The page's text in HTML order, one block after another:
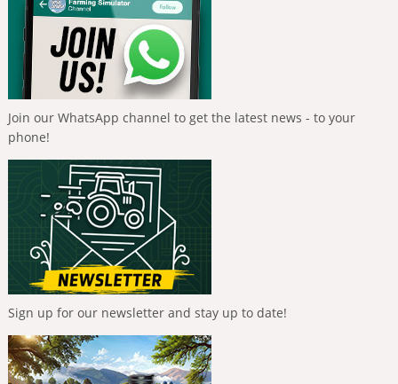
Join our WhatsApp channel to get the latest news - to your
phone!
Sign up for our newsletter and stay up to date!